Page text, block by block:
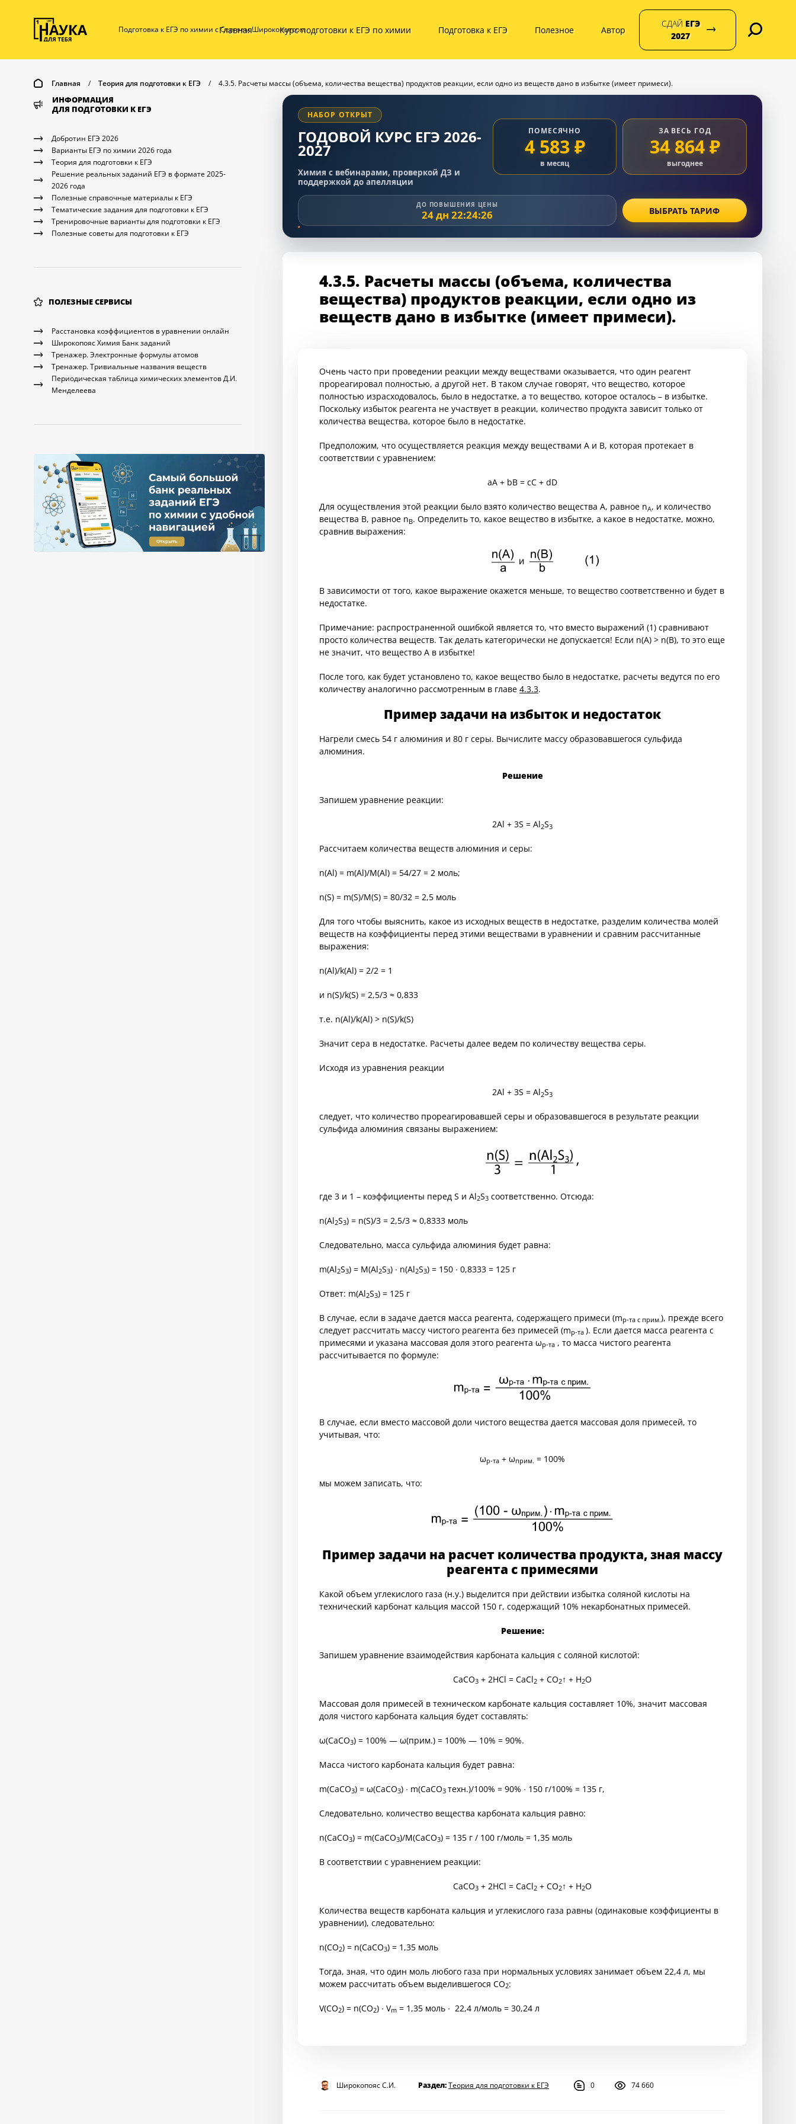
Подготовка к ЕГЭ по химии с Сергеем Широкопоясом
Главная Курс подготовки к ЕГЭ по химии Подготовка к ЕГЭ Полезное Автор
СДАЙ ЕГЭ
2027
Главная / Теория для подготовки к ЕГЭ / 4.3.5. Расчеты массы (объема, количества вещества) продуктов реакции, если одно из веществ дано в избытке (имеет примеси).
ИНФОРМАЦИЯ
ДЛЯ ПОДГОТОВКИ К ЕГЭ
Добротин ЕГЭ 2026
Варианты ЕГЭ по химии 2026 года
Теория для подготовки к ЕГЭ
Решение реальных заданий ЕГЭ в формате 2025-
2026 года
Полезные справочные материалы к ЕГЭ
Тематические задания для подготовки к ЕГЭ
Тренировочные варианты для подготовки к ЕГЭ
Полезные советы для подготовки к ЕГЭ
ПОЛЕЗНЫЕ СЕРВИСЫ
Расстановка коэффициентов в уравнении онлайн
Широкопояс Химия Банк заданий
Тренажер. Электронные формулы атомов
Тренажер. Тривиальные названия веществ
Периодическая таблица химических элементов Д.И.
Менделеева
НАБОР ОТКРЫТ
ГОДОВОЙ КУРС ЕГЭ 2026-
2027
Химия с вебинарами, проверкой ДЗ и
поддержкой до апелляции
ПОМЕСЯЧНО
4 583 ₽
в месяц
ЗА ВЕСЬ ГОД
34 864 ₽
выгоднее
ДО ПОВЫШЕНИЯ ЦЕНЫ
24 дн 22:24:25 ВЫБРАТЬ ТАРИФ
4.3.5. Расчеты массы (объема, количества
вещества) продуктов реакции, если одно из
веществ дано в избытке (имеет примеси).
Очень часто при проведении реакции между веществами оказывается, что один реагент
прореагировал полностью, а другой нет. В таком случае говорят, что вещество, которое
полностью израсходовалось, было в недостатке, а то вещество, которое осталось – в избытке.
Поскольку избыток реагента не участвует в реакции, количество продукта зависит только от
количества вещества, которое было в недостатке.
Предположим, что осуществляется реакция между веществами А и B, которая протекает в
соответствии с уравнением:
aA + bB = cC + dD
Для осуществления этой реакции было взято количество вещества A, равное nA, и количество
вещества B, равное nB. Определить то, какое вещество в избытке, а какое в недостатке, можно,
сравнив выражения:
В зависимости от того, какое выражение окажется меньше, то вещество соответственно и будет в
недостатке.
Примечание: распространенной ошибкой является то, что вместо выражений (1) сравнивают
просто количества веществ. Так делать категорически не допускается! Если n(A) > n(B), то это еще
не значит, что вещество A в избытке!
После того, как будет установлено то, какое вещество было в недостатке, расчеты ведутся по его
количеству аналогично рассмотренным в главе 4.3.3.
Пример задачи на избыток и недостаток
Нагрели смесь 54 г алюминия и 80 г серы. Вычислите массу образовавшегося сульфида
алюминия.
Решение
Запишем уравнение реакции:
2Al + 3S = Al2S3
Рассчитаем количества веществ алюминия и серы:
n(Al) = m(Al)/M(Al) = 54/27 = 2 моль;
n(S) = m(S)/M(S) = 80/32 = 2,5 моль
Для того чтобы выяснить, какое из исходных веществ в недостатке, разделим количества молей
веществ на коэффициенты перед этими веществами в уравнении и сравним рассчитанные
выражения:
n(Al)/k(Al) = 2/2 = 1
и n(S)/k(S) = 2,5/3 ≈ 0,833
т.е. n(Al)/k(Al) > n(S)/k(S)
Значит сера в недостатке. Расчеты далее ведем по количеству вещества серы.
Исходя из уравнения реакции
2Al + 3S = Al2S3
следует, что количество прореагировавшей серы и образовавшегося в результате реакции
сульфида алюминия связаны выражением:
где 3 и 1 – коэффициенты перед S и Al2S3 соответственно. Отсюда:
n(Al2S3) = n(S)/3 = 2,5/3 ≈ 0,8333 моль
Следовательно, масса сульфида алюминия будет равна:
m(Al2S3) = M(Al2S3) ∙ n(Al2S3) = 150 ∙ 0,8333 = 125 г
Ответ: m(Al2S3) = 125 г
В случае, если в задаче дается масса реагента, содержащего примеси (mр-та с прим.), прежде всего
следует рассчитать массу чистого реагента без примесей (mр-та ). Если дается масса реагента с
примесями и указана массовая доля этого реагента ωр-та , то масса чистого реагента
рассчитывается по формуле:
В случае, если вместо массовой доли чистого вещества дается массовая доля примесей, то
учитывая, что:
ωр-та + ωприм. = 100%
мы можем записать, что:
Пример задачи на расчет количества продукта, зная массу
реагента с примесями
Какой объем углекислого газа (н.у.) выделится при действии избытка соляной кислоты на
технический карбонат кальция массой 150 г, содержащий 10% некарбонатных примесей.
Решение:
Запишем уравнение взаимодействия карбоната кальция с соляной кислотой:
CaCO3 + 2HCl = CaCl2 + CO2↑ + H2O
Массовая доля примесей в техническом карбонате кальция составляет 10%, значит массовая
доля чистого карбоната кальция будет составлять:
ω(CaCO3) = 100% — ω(прим.) = 100% — 10% = 90%.
Масса чистого карбоната кальция будет равна:
m(CaCO3) = ω(CaCO3) ∙ m(CaCO3 техн.)/100% = 90% ∙ 150 г/100% = 135 г,
Следовательно, количество вещества карбоната кальция равно:
n(CaCO3) = m(CaCO3)/M(CaCO3) = 135 г / 100 г/моль = 1,35 моль
В соответствии с уравнением реакции:
CaCO3 + 2HCl = CaCl2 + CO2↑ + H2O
Количества веществ карбоната кальция и углекислого газа равны (одинаковые коэффициенты в
уравнении), следовательно:
n(CO2) = n(CaCO3) = 1,35 моль
Тогда, зная, что один моль любого газа при нормальных условиях занимает объем 22,4 л, мы
можем рассчитать объем выделившегося CO2:
V(CO2) = n(CO2) ∙ Vm = 1,35 моль ∙ 22,4 л/моль = 30,24 л
Широкопояс С.И. Раздел:Теория для подготовки к ЕГЭ 0 74 660